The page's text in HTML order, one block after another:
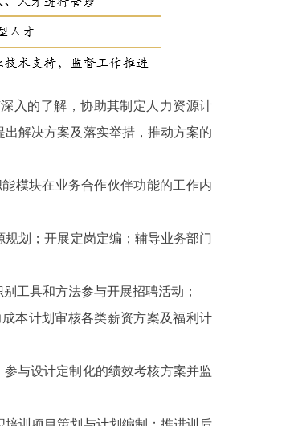
入的了解，协助其制定人力资源计
解决方案及落实举措，推动方案的
模块在业务合作伙伴功能的工作内
划；开展定岗定编；辅导业务部门
工具和方法参与开展招聘活动；
本计划审核各类薪资方案及福利计
与设计定制化的绩效考核方案并监